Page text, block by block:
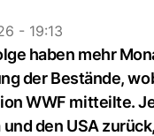
- 19:13
haben mehr
der Bestände,
WWF mitteilte.
den USA